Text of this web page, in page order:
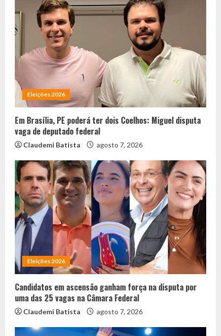
Eleições 2026
Em Brasília, PE poderá ter dois Coelhos: Miguel disputa
vaga de deputado federal
Claudemi Batista agosto 7, 2026
Eleições 2026
Candidatos em ascensão ganham força na disputa por
uma das 25 vagas na Câmara Federal
Claudemi Batista agosto 7, 2026